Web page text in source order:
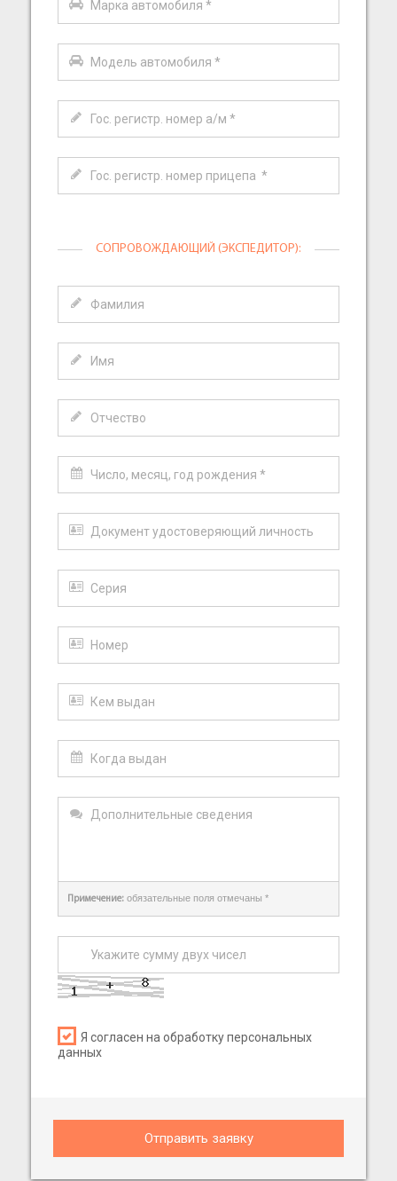
СОПРОВОЖДАЮЩИЙ (ЭКСПЕДИТОР):
Примечение: обязательные поля отмечаны *
Я согласен на обработку персональных
данных
Отправить заявку